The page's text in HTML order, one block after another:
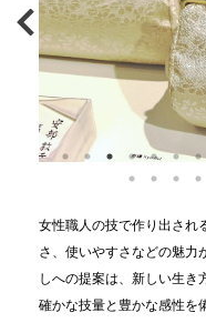
女性職人の技で作り出され
さ、使いやすさなどの魅力
しへの提案は、新しい生き
確かな技量と豊かな感性を